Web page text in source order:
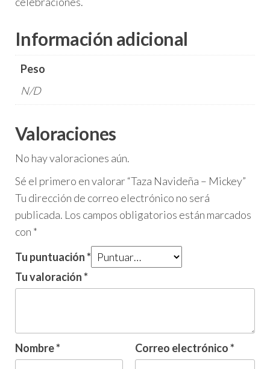
Información adicional
Peso
N/D
Valoraciones
No hay valoraciones aún.
Sé el primero en valorar “Taza Navideña – Mickey”
Tu dirección de correo electrónico no será
publicada. Los campos obligatorios están marcados
con *
Tu puntuación*
Tu valoración*
Nombre* Correo electrónico*